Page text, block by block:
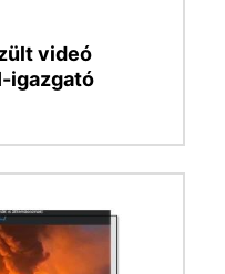
videó
igazgató